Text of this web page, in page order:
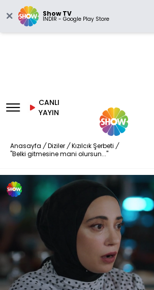
Show TV
İNDİR - Google Play Store
CANLI
YAYIN
Anasayfa / Diziler / Kızılcık Şerbeti /
"Belki gitmesine mani olursun..."
Yüklendi :
15.96%